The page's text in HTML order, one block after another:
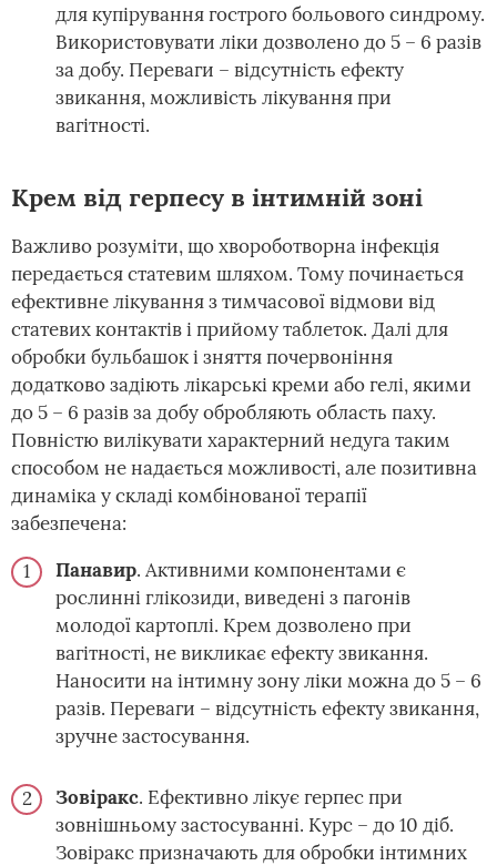
для купірування гострого больового синдрому.
Використовувати ліки дозволено до 5 – 6 разів
за добу. Переваги – відсутність ефекту
звикання, можливість лікування при
вагітності.
Крем від герпесу в інтимній зоні
Важливо розуміти, що хвороботворна інфекція
передається статевим шляхом. Тому починається
ефективне лікування з тимчасової відмови від
статевих контактів і прийому таблеток. Далі для
обробки бульбашок і зняття почервоніння
додатково задіють лікарські креми або гелі, якими
до 5 – 6 разів за добу обробляють область паху.
Повністю вилікувати характерний недуга таким
способом не надається можливості, але позитивна
динаміка у складі комбінованої терапії
забезпечена:
Панавир. Активними компонентами є
рослинні глікозиди, виведені з пагонів
молодої картоплі. Крем дозволено при
вагітності, не викликає ефекту звикання.
Наносити на інтимну зону ліки можна до 5 – 6
разів. Переваги – відсутність ефекту звикання,
зручне застосування.
Зовіракс. Ефективно лікує герпес при
зовнішньому застосуванні. Курс – до 10 діб.
Зовіракс призначають для обробки інтимних